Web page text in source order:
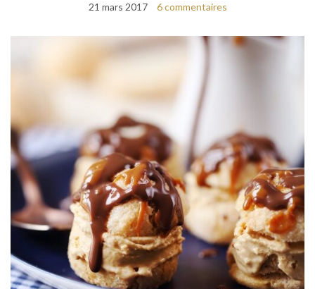
21 mars 2017 6 commentaires